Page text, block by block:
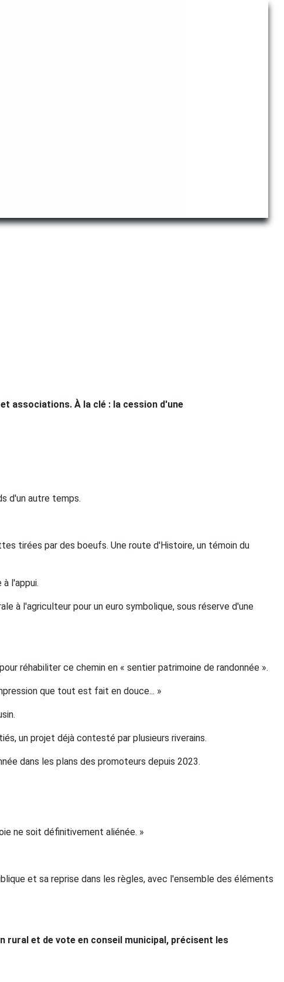
associations. À la clé : la cession d'une
d'un autre temps.
tirées par des boeufs. Une route d'Histoire, un témoin du
l'appui.
à l'agriculteur pour un euro symbolique, sous réserve d'une
réhabiliter ce chemin en « sentier patrimoine de randonnée ».
que tout est fait en douce... »
un projet déjà contesté par plusieurs riverains.
dans les plans des promoteurs depuis 2023.
ne soit définitivement aliénée. »
et sa reprise dans les règles, avec l'ensemble des éléments
rural et de vote en conseil municipal, précisent les